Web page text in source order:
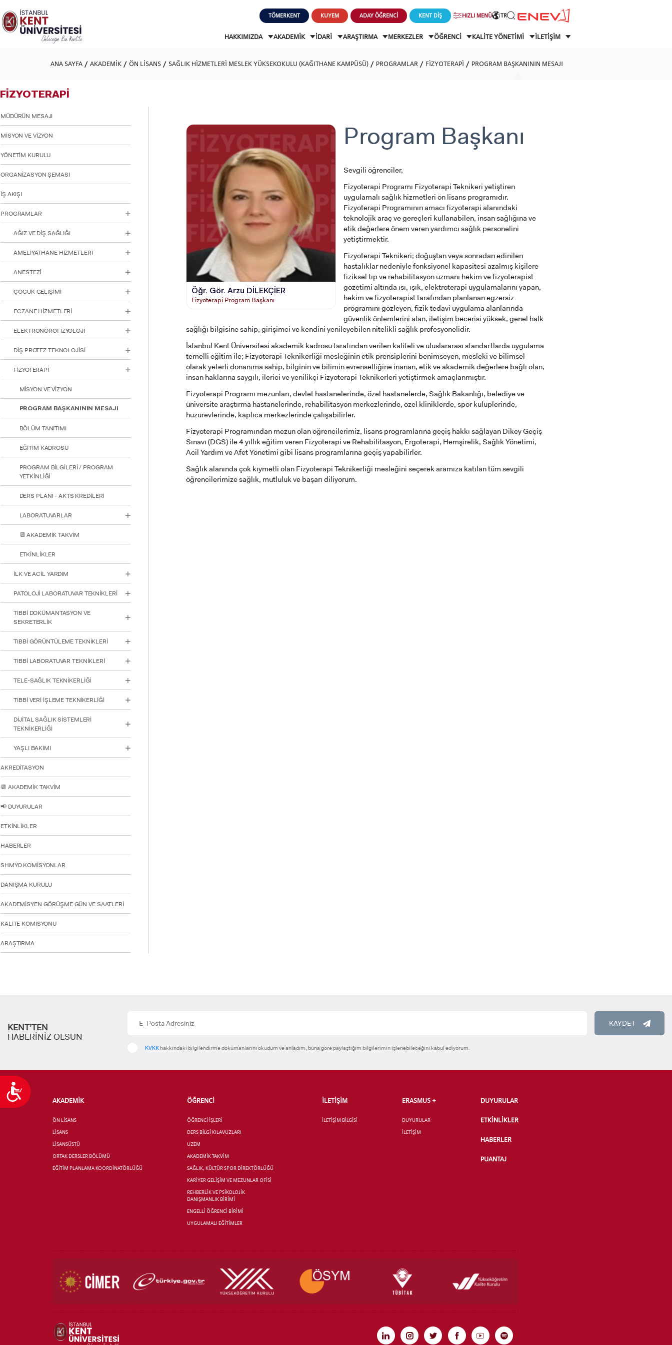
dikkat:
Bu
web
sitesini,
okuyucu
engellilere
ayarlamak
için
Control-
F11'e
basın;
Erişilebilirlik
menüsünü
basın.
Ulaşılabilirlik
TÖMERKENT KUYEM ADAY ÖĞRENCİ KENT DİŞ HIZLI MENÜ TR
HAKKIMIZDA AKADEMİK İDARİ ARAŞTIRMA MERKEZLER ÖĞRENCİ KALİTE YÖNETİMİ İLETİŞİM
ANA SAYFA AKADEMİK ÖN LİSANS SAĞLIK HİZMETLERİ MESLEK YÜKSEKOKULU (KAĞITHANE KAMPÜSÜ) PROGRAMLAR FİZYOTERAPİ PROGRAM BAŞKANININ MESAJI
FİZYOTERAPİ
MÜDÜRÜN MESAJI
MİSYON VE VİZYON
YÖNETİM KURULU
ORGANİZASYON ŞEMASI
İŞ AKIŞI
PROGRAMLAR
AĞIZ VE DİŞ SAĞLIĞI
AMELİYATHANE HİZMETLERİ
ANESTEZİ
ÇOCUK GELİŞİMİ
ECZANE HİZMETLERİ
ELEKTRONÖROFİZYOLOJİ
DİŞ PROTEZ TEKNOLOJİSİ
FİZYOTERAPİ
MİSYON VE VİZYON
PROGRAM BAŞKANININ MESAJI
BÖLÜM TANITIMI
EĞİTİM KADROSU
PROGRAM BİLGİLERİ / PROGRAM
YETKİNLİĞİ
DERS PLANI - AKTS KREDİLERİ
LABORATUVARLAR
📆 AKADEMİK TAKVİM
ETKİNLİKLER
İLK VE ACİL YARDIM
PATOLOJİ LABORATUVAR TEKNİKLERİ
TIBBİ DOKÜMANTASYON VE
SEKRETERLİK
TIBBİ GÖRÜNTÜLEME TEKNİKLERİ
TIBBİ LABORATUVAR TEKNİKLERİ
TELE-SAĞLIK TEKNİKERLİĞİ
TIBBİ VERİ İŞLEME TEKNİKERLİĞİ
DİJİTAL SAĞLIK SİSTEMLERİ
TEKNİKERLİĞİ
YAŞLI BAKIMI
AKREDİTASYON
📆 AKADEMİK TAKVİM
📢 DUYURULAR
ETKİNLİKLER
HABERLER
SHMYO KOMİSYONLAR
DANIŞMA KURULU
AKADEMİSYEN GÖRÜŞME GÜN VE SAATLERİ
KALİTE KOMİSYONU
ARAŞTIRMA
Öğr. Gör. Arzu DİLEKÇİER
Fizyoterapi Program Başkanı
Program Başkanı
Sevgili öğrenciler,
Fizyoterapi Programı Fizyoterapi Teknikeri yetiştiren
uygulamalı sağlık hizmetleri ön lisans programıdır.
Fizyoterapi Programının amacı fizyoterapi alanındaki
teknolojik araç ve gereçleri kullanabilen, insan sağlığına ve
etik değerlere önem veren yardımcı sağlık personelini
yetiştirmektir.
Fizyoterapi Teknikeri; doğuştan veya sonradan edinilen
hastalıklar nedeniyle fonksiyonel kapasitesi azalmış kişilere
fiziksel tıp ve rehabilitasyon uzmanı hekim ve fizyoterapist
gözetimi altında ısı, ışık, elektroterapi uygulamalarını yapan,
hekim ve fizyoterapist tarafından planlanan egzersiz
programını gözleyen, fizik tedavi uygulama alanlarında
güvenlik önlemlerini alan, iletişim becerisi yüksek, genel halk
sağlığı bilgisine sahip, girişimci ve kendini yenileyebilen nitelikli sağlık profesyonelidir.
İstanbul Kent Üniversitesi akademik kadrosu tarafından verilen kaliteli ve uluslararası standartlarda uygulama
temelli eğitim ile; Fizyoterapi Teknikerliği mesleğinin etik prensiplerini benimseyen, mesleki ve bilimsel
olarak yeterli donanıma sahip, bilginin ve bilimin evrenselliğine inanan, etik ve akademik değerlere bağlı olan,
insan haklarına saygılı, ilerici ve yenilikçi Fizyoterapi Teknikerleri yetiştirmek amaçlanmıştır.
Fizyoterapi Programı mezunları, devlet hastanelerinde, özel hastanelerde, Sağlık Bakanlığı, belediye ve
üniversite araştırma hastanelerinde, rehabilitasyon merkezlerinde, özel kliniklerde, spor kulüplerinde,
huzurevlerinde, kaplıca merkezlerinde çalışabilirler.
Fizyoterapi Programından mezun olan öğrencilerimiz, lisans programlarına geçiş hakkı sağlayan Dikey Geçiş
Sınavı (DGS) ile 4 yıllık eğitim veren Fizyoterapi ve Rehabilitasyon, Ergoterapi, Hemşirelik, Sağlık Yönetimi,
Acil Yardım ve Afet Yönetimi gibi lisans programlarına geçiş yapabilirler.
Sağlık alanında çok kıymetli olan Fizyoterapi Teknikerliği mesleğini seçerek aramıza katılan tüm sevgili
öğrencilerimize sağlık, mutluluk ve başarı diliyorum.
KENT’TEN
HABERİNİZ OLSUN
KAYDET
KVKK hakkındaki bilgilendirme dokümanlarını okudum ve anladım, buna göre paylaştığım bilgilerimin işlenebileceğini kabul ediyorum.
AKADEMİK
ÖN LİSANS
LİSANS
LİSANSÜSTÜ
ORTAK DERSLER BÖLÜMÜ
EĞİTİM PLANLAMA KOORDİNATÖRLÜĞÜ
ÖĞRENCİ
ÖĞRENCİ İŞLERİ
DERS BİLGİ KILAVUZLARI
UZEM
AKADEMİK TAKVİM
SAĞLIK, KÜLTÜR SPOR DİREKTÖRLÜĞÜ
KARİYER GELİŞİM VE MEZUNLAR OFİSİ
REHBERLİK VE PSİKOLOJİK
DANIŞMANLIK BİRİMİ
ENGELLİ ÖĞRENCİ BİRİMİ
UYGULAMALI EĞİTİMLER
İLETİŞİM
İLETİŞİM BİLGİSİ
ERASMUS +
DUYURULAR
İLETİŞİM
DUYURULAR
ETKİNLİKLER
HABERLER
PUANTAJ